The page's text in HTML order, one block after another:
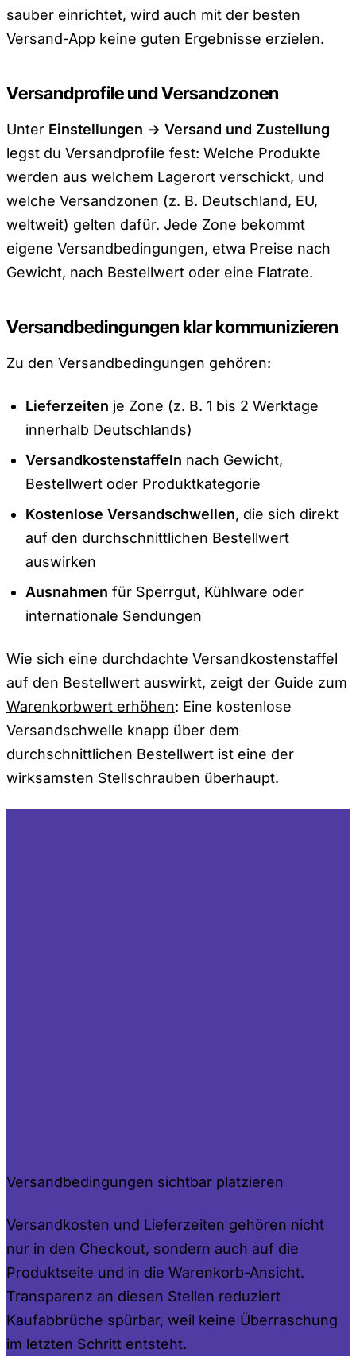
sauber einrichtet, wird auch mit der besten
Versand-App keine guten Ergebnisse erzielen.
Versandprofile und Versandzonen
Unter Einstellungen → Versand und Zustellung
legst du Versandprofile fest: Welche Produkte
werden aus welchem Lagerort verschickt, und
welche Versandzonen (z. B. Deutschland, EU,
weltweit) gelten dafür. Jede Zone bekommt
eigene Versandbedingungen, etwa Preise nach
Gewicht, nach Bestellwert oder eine Flatrate.
Versandbedingungen klar kommunizieren
Zu den Versandbedingungen gehören:
Lieferzeiten je Zone (z. B. 1 bis 2 Werktage
innerhalb Deutschlands)
Versandkostenstaffeln nach Gewicht,
Bestellwert oder Produktkategorie
Kostenlose Versandschwellen, die sich direkt
auf den durchschnittlichen Bestellwert
auswirken
Ausnahmen für Sperrgut, Kühlware oder
internationale Sendungen
Wie sich eine durchdachte Versandkostenstaffel
auf den Bestellwert auswirkt, zeigt der Guide zum
Warenkorbwert erhöhen: Eine kostenlose
Versandschwelle knapp über dem
durchschnittlichen Bestellwert ist eine der
wirksamsten Stellschrauben überhaupt.
Versandbedingungen sichtbar platzieren
Versandkosten und Lieferzeiten gehören nicht
nur in den Checkout, sondern auch auf die
Produktseite und in die Warenkorb-Ansicht.
Transparenz an diesen Stellen reduziert
Kaufabbrüche spürbar, weil keine Überraschung
im letzten Schritt entsteht.